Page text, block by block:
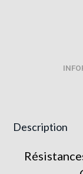
Description